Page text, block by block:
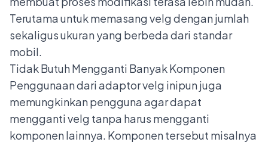
Terutama untuk memasang velg dengan jumlah
sekaligus ukuran yang berbeda dari standar
mobil.
Tidak Butuh Mengganti Banyak Komponen
Penggunaan dari adaptor velg inipun juga
memungkinkan pengguna agar dapat
mengganti velg tanpa harus mengganti
komponen lainnya. Komponen tersebut misalnya